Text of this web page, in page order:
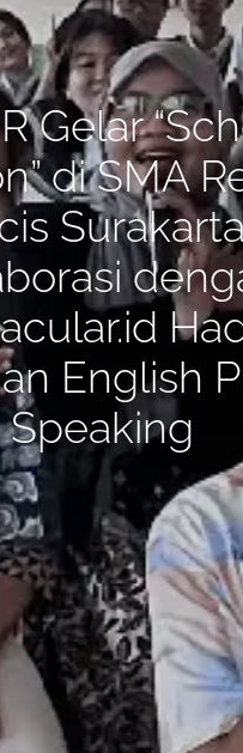
Gelar
di SMA
English
Speaking